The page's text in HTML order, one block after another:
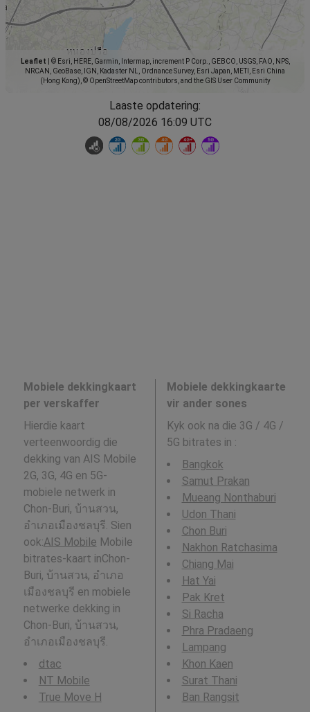
Leaflet
© Esri, HERE, Garmin, Intermap, increment P Corp., GEBCO, USGS, FAO, NPS,
NRCAN, GeoBase, IGN, Kadaster NL, Ordnance Survey, Esri Japan, METI, Esri China
(Hong Kong), © OpenStreetMap contributors, and the GIS User Community
Laaste opdatering:
08/08/2026 16:09 UTC
Mobiele dekkingkaart
per verskaffer
Hierdie kaart
verteenwoordig die
dekking van AIS Mobile
2G, 3G, 4G en 5G-
mobiele netwerk in
Chon-Buri, บ้านสวน,
อำเภอเมืองชลบุรี. Sien
ook:AIS Mobile Mobile
bitrates-kaart inChon-
Buri, บ้านสวน, อำเภอ
เมืองชลบุรี en mobiele
netwerke dekking in
Chon-Buri, บ้านสวน,
อำเภอเมืองชลบุรี.
dtac
NT Mobile
True Move H
Mobiele dekkingkaarte
vir ander sones
Kyk ook na die 3G / 4G /
5G bitrates in :
Bangkok
Samut Prakan
Mueang Nonthaburi
Udon Thani
Chon Buri
Nakhon Ratchasima
Chiang Mai
Hat Yai
Pak Kret
Si Racha
Phra Pradaeng
Lampang
Khon Kaen
Surat Thani
Ban Rangsit